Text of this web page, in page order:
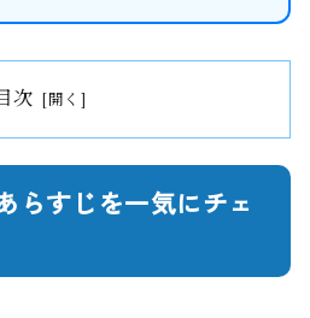
次
らすじを一気にチェ